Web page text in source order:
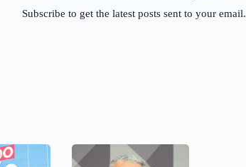
Subscribe to get the latest posts sent to your email.